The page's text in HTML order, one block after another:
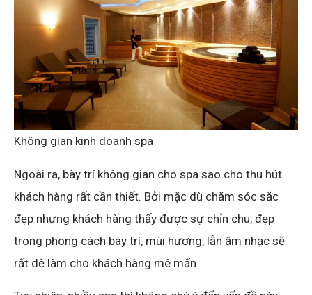
Không gian kinh doanh spa
Ngoài ra, bày trí không gian cho spa sao cho thu hút
khách hàng rất cần thiết. Bởi mặc dù chăm sóc sắc
đẹp nhưng khách hàng thấy được sự chỉn chu, đẹp
trong phong cách bày trí, mùi hương, lẫn âm nhạc sẽ
rất dễ làm cho khách hàng mê mẩn.